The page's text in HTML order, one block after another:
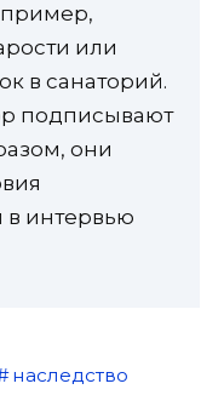
или
в санаторий.
подписывают
они
в интервью
наследство